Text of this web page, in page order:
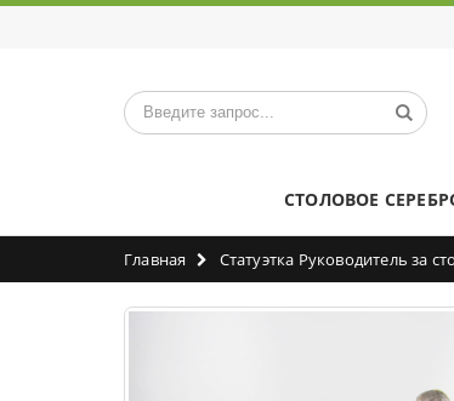
СТОЛОВОЕ
Главная Статуэтка Руководитель за